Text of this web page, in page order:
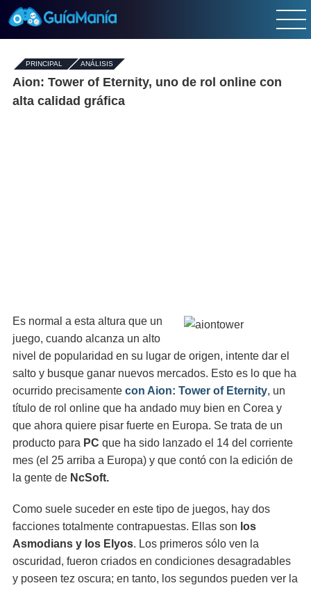
PRINCIPAL - ANÁLISIS
Aion: Tower of Eternity, uno de rol online con
alta calidad gráfica
Es normal a esta altura que un
juego, cuando alcanza un alto
nivel de popularidad en su lugar de origen, intente dar el
salto y busque ganar nuevos mercados. Esto es lo que ha
ocurrido precisamente con Aion: Tower of Eternity, un
título de rol online que ha andado muy bien en Corea y
que ahora quiere pisar fuerte en Europa. Se trata de un
producto para PC que ha sido lanzado el 14 del corriente
mes (el 25 arriba a Europa) y que contó con la edición de
la gente de NcSoft.
Como suele suceder en este tipo de juegos, hay dos
facciones totalmente contrapuestas. Ellas son los
Asmodians y los Elyos. Los primeros sólo ven la
oscuridad, fueron criados en condiciones desagradables
y poseen tez oscura; en tanto, los segundos pueden ver la